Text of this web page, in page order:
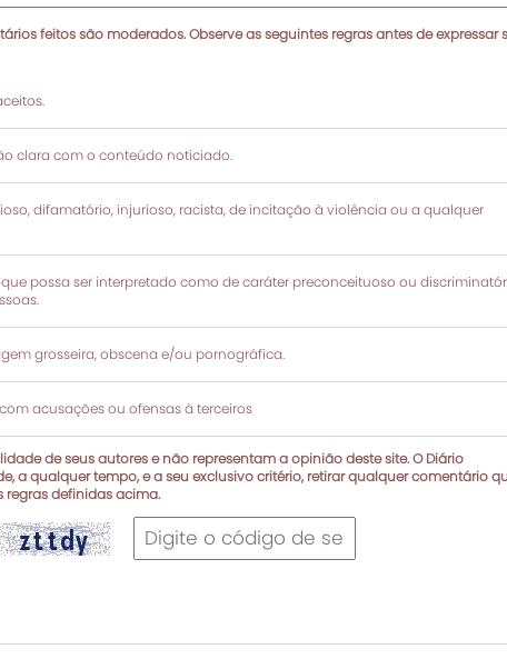
feitos são moderados. Observe as seguintes regras antes de expressar
clara com o conteúdo noticiado.
difamatório, injurioso, racista, de incitação à violência ou a qualquer
possa ser interpretado como de caráter preconceituoso ou
grosseira, obscena e/ou pornográfica.
acusações ou ofensas à terceiros
de seus autores e não representam a opinião deste site. O Diário
a qualquer tempo, e a seu exclusivo critério, retirar qualquer comentário
regras definidas acima.